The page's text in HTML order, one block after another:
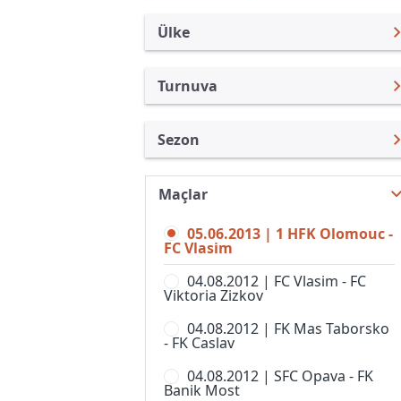
Ülke
Çek Cumhuriyeti
Türkiye
Uluslararası
Uluslararası Kulüpler
Turkiye
İngiltere
Almanya Amatör
Fransa
Turnuva
1. Lig, Kadınlar
1st Division
CFL
Divize A
Divize C
Divize D
Sezon
FNL 26/27
FNL 25/26
FNL 24/25
FNL 23/24
FNL 22/23
FNL 21/22
Maçlar
05.06.2013 | 1 HFK Olomouc -
FC Vlasim
04.08.2012 | FC Vlasim - FC
Viktoria Zizkov
04.08.2012 | FK Mas Taborsko
- FK Caslav
04.08.2012 | SFC Opava - FK
Banik Most